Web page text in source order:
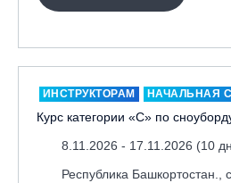
Беларусь, РГЦ «Силичи»
Грузия, ГК «Гудаури»
Дистанционно
Екатеринбург, ГЛЦ «Уктус»
Ижевск, КАО «Нечкино»
Иркутск, ГЛЦ «Олха»
ИНСТРУКТОРАМ НАЧАЛЬНАЯ
Курс категории «С» по
8.11.2026 - 17.11.2026 (10
Республика Башкортостан.,